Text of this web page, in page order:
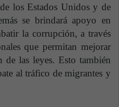
los Estados Unidos y de
se brindará apoyo en
la corrupción, a través
que permitan mejorar
de las leyes. Esto también
al tráfico de migrantes y